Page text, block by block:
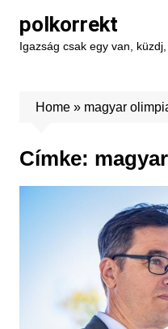
content
polkorrekt
Igazság csak egy van,
Home» magyar
Címke: